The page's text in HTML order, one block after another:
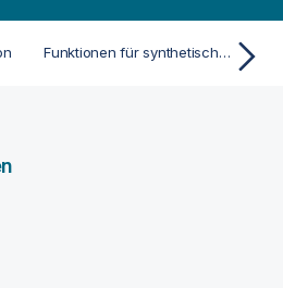
Funktionen für synthetische Dimensionen